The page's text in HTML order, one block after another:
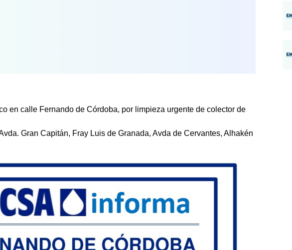
en calle Fernando de Córdoba, por limpieza urgente de colector de
Gran Capitán, Fray Luis de Granada, Avda de Cervantes, Alhakén